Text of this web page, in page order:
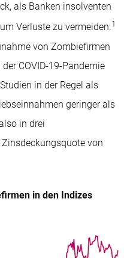
als Banken insolventen
Verluste zu vermeiden.1
von Zombiefirmen
COVID-19-Pandemie
in der Regel als
geringer als
in drei
von
in den Indizes